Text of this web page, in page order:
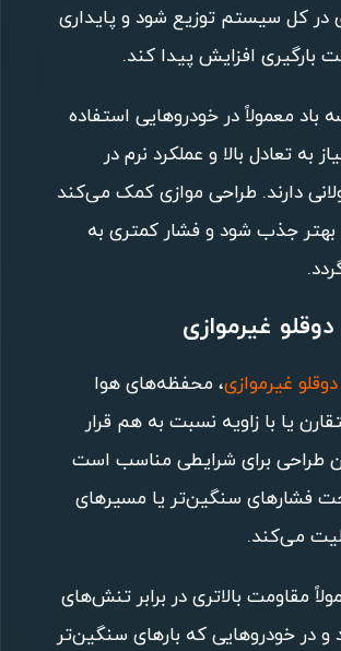
در کل سیستم توزیع شود و پایداری
بارگیری افزایش پیدا کند.
باد معمولاً در خودروهایی استفاده
به تعادل بالا و عملکرد نرم در
دارند. طراحی موازی کمک می‌کند
جذب شود و فشار کمتری به
غیرموازی
غیرموازی، محفظه‌های هوا
یا با زاویه نسبت به هم قرار
طراحی برای شرایطی مناسب است
فشارهای سنگین‌تر یا مسیرهای
می‌کند.
مقاومت بالاتری در برابر تنش‌های
و در خودروهایی که بارهای سنگین‌تر